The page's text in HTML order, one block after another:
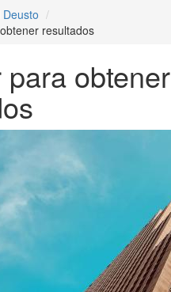
resultados
para obtener